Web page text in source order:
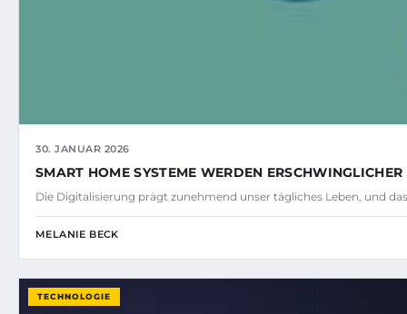
30. JANUAR 2026
SMART HOME SYSTEME WERDEN ERSCHWINGLICHER
Die Digitalisierung prägt zunehmend unser tägliches Leben, und
MELANIE BECK
TECHNOLOGIE